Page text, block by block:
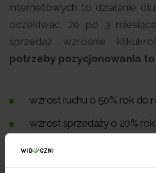
internetowych to działanie
oczekiwać, że po 3
sprzedaż wzrośnie
potrzeby pozycjonowania to
wzrost ruchu o 50% rok do
wzrost sprzedaży o 20% rok
osiągnięcie pozycji w top10